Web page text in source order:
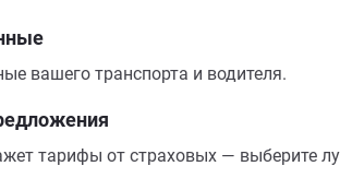
вашего транспорта и водителя.
тарифы от страховых — выберите